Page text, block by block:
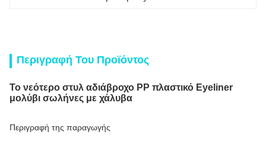
Περιγραφή Του Προϊόντος
Το νεότερο στυλ αδιάβροχο PP πλαστικό Eyeliner
μολύβι σωλήνες με χάλυβα
Περιγραφή της παραγωγής